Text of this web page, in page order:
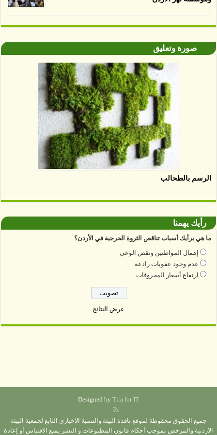
صورة وتعليق
الرسم بالطحالب
رأيك يهمنا
ما هي برأيك أسباب تناقص الثروة الحرجية في الأردن؟
إهمال المواطنين ونقص الوعي
عدم وجود عقوبات رادعة
ارتفاع أسعار المحروقات
عرض النتائج
Designed by Tira for IT
جميع الحقوق محفوظة لموقع نافذة البيئة والتنمية الاخباري التابع لجمعية البيئة
الاردنية والمرخص بموجب أحكام قانون المطبوعات و النشر يمنع الاقتباس أو إعادة